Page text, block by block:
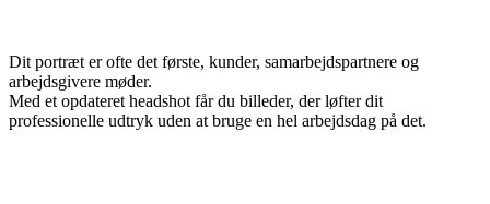
Dit portræt er ofte det første, kunder, samarbejdspartnere og
arbejdsgivere møder.
Med et opdateret headshot får du billeder, der løfter dit
professionelle udtryk uden at bruge en hel arbejdsdag på det.